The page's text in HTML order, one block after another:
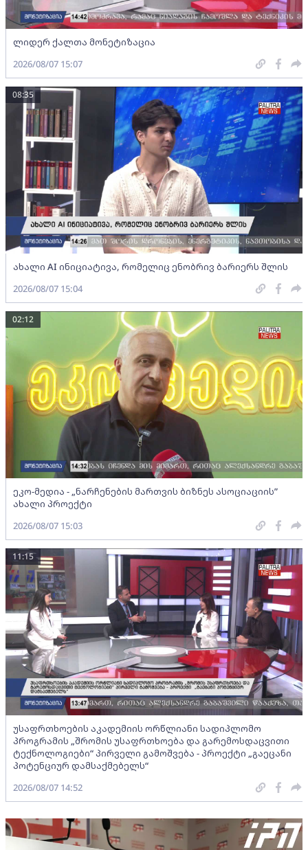
ლიდერ ქალთა მონეტიზაცია
2026/08/07 15:07
ახალი AI ინიციატივა, რომელიც ენობრივ ბარიერს შლის
08:35
2026/08/07 15:04
ეკო-მედია - „ნარჩენების მართვის ბიზნეს ასოციაციის”
ახალი პროექტი
02:12
2026/08/07 15:03
უსაფრთხოების აკადემიის ორწლიანი სადიპლომო
პროგრამის „შრომის უსაფრთხოება და გარემოსდაცვითი
ტექნოლოგიები“ პირველი გამოშვება - პროექტი „გაეცანი
პოტენციურ დამსაქმებელს“
11:15
2026/08/07 14:52